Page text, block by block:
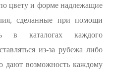
цвету и форме надлежащие
сделанные при помощи
в каталогах каждого
из-за рубежа либо
дают возможность каждому